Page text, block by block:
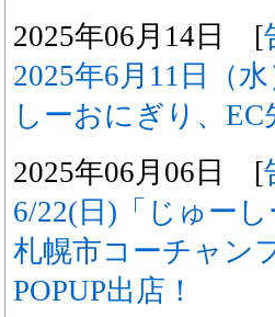
2025年06月14日 [
2025年6月11日（
しーおにぎり、
2025年06月06日 [
6/22(日)「じゅー
札幌市コーチャン
POPUP出店！